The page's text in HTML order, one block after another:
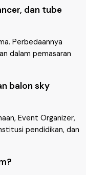
dan tube
Perbedaannya
dalam pemasaran
balon sky
Event Organizer,
pendidikan, dan